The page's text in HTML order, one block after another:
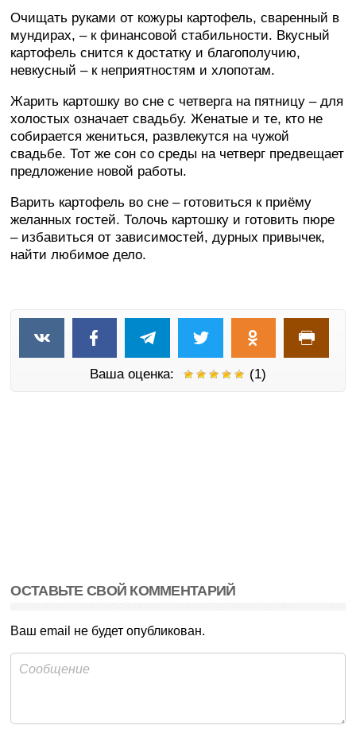
Очищать руками от кожуры картофель, сваренный в
мундирах, – к финансовой стабильности. Вкусный
картофель снится к достатку и благополучию,
невкусный – к неприятностям и хлопотам.
Жарить картошку во сне с четверга на пятницу – для
холостых означает свадьбу. Женатые и те, кто не
собирается жениться, развлекутся на чужой
свадьбе. Тот же сон со среды на четверг предвещает
предложение новой работы.
Варить картофель во сне – готовиться к приёму
желанных гостей. Толочь картошку и готовить пюре
– избавиться от зависимостей, дурных привычек,
найти любимое дело.
Ваша оценка: (1)
ОСТАВЬТЕ СВОЙ КОММЕНТАРИЙ
Ваш email не будет опубликован.